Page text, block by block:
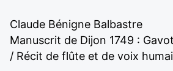
Claude Bénigne Balbastre
Manuscrit de Dijon 1749 :
/ Récit de flûte et de voix